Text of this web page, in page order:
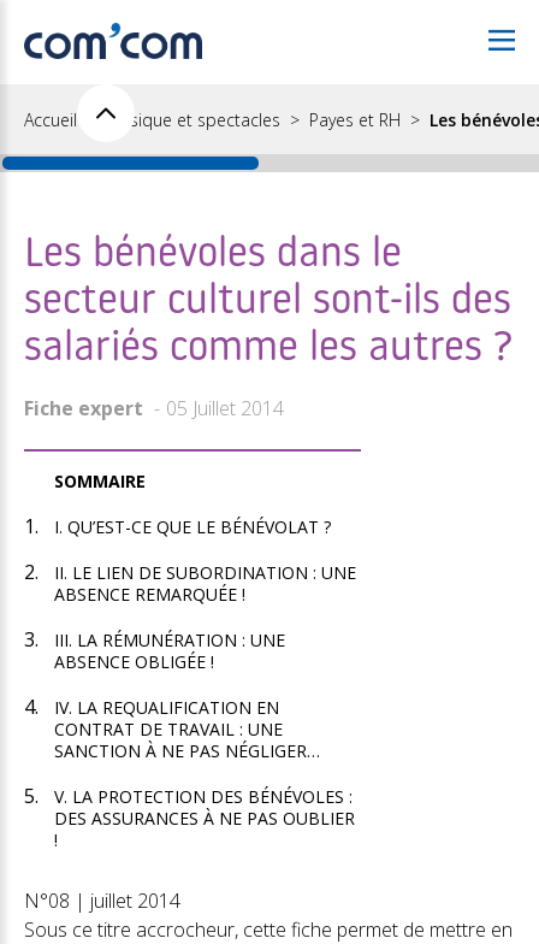
Accueil Musique et spectacles Payes et RH Les
Les bénévoles dans le
secteur culturel sont-ils des
salariés comme les autres ?
Fiche expert 05 Juillet 2014
SOMMAIRE
I. QU’EST-CE QUE LE BÉNÉVOLAT ?
II. LE LIEN DE SUBORDINATION : UNE
ABSENCE REMARQUÉE !
III. LA RÉMUNÉRATION : UNE
ABSENCE OBLIGÉE !
IV. LA REQUALIFICATION EN
CONTRAT DE TRAVAIL : UNE
SANCTION À NE PAS NÉGLIGER…
V. LA PROTECTION DES BÉNÉVOLES :
DES ASSURANCES À NE PAS OUBLIER
!
N°08 | juillet 2014
Sous ce titre accrocheur, cette fiche permet de mettre en